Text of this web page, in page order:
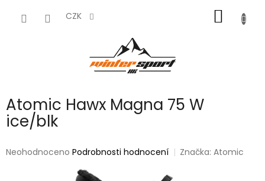
CZK
KOŠÍK
Atomic Hawx Magna 75 W
ice/blk
Průměrné
Neohodnoceno Podrobnosti hodnocení Značka:Atomic